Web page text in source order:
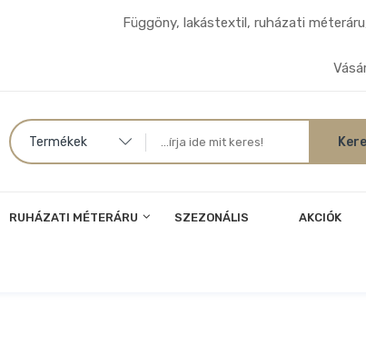
Függöny, lakástextil, ruházati
Termékek
RUHÁZATI MÉTERÁRU SZEZONÁLIS AKCIÓK